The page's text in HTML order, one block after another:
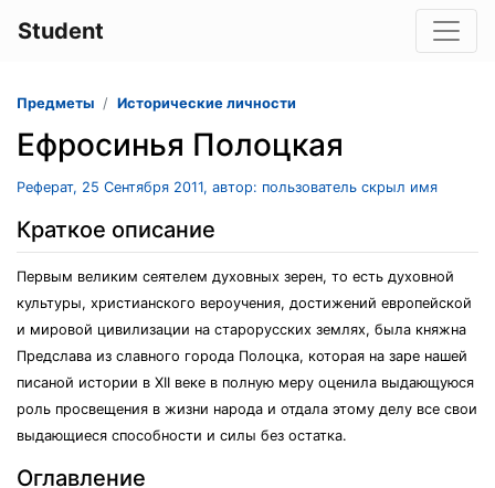
Student
Предметы Исторические личности
Ефросинья Полоцкая
Реферат, 25 Сентября 2011, автор: пользователь скрыл имя
Краткое описание
Первым великим сеятелем духовных зерен, то есть духовной
культуры, христианского вероучения, достижений европейской
и мировой цивилизации на старорусских землях, была княжна
Предслава из славного города Полоцка, которая на заре нашей
писаной истории в XII веке в полную меру оценила выдающуюся
роль просвещения в жизни народа и отдала этому делу все свои
выдающиеся способности и силы без остатка.
Оглавление